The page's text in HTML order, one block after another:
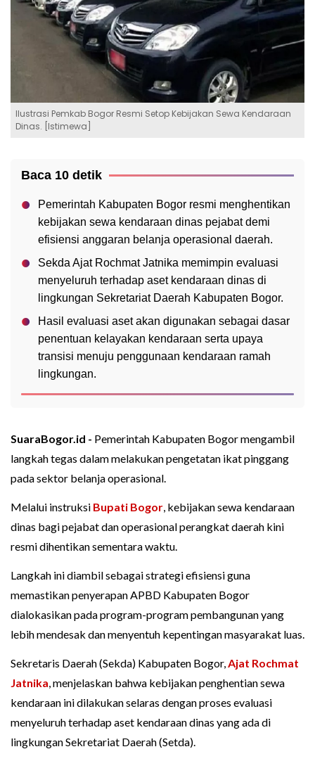
Ilustrasi Pemkab Bogor Resmi Setop Kebijakan Sewa Kendaraan
Dinas. [Istimewa]
Baca 10 detik
Pemerintah Kabupaten Bogor resmi menghentikan
kebijakan sewa kendaraan dinas pejabat demi
efisiensi anggaran belanja operasional daerah.
Sekda Ajat Rochmat Jatnika memimpin evaluasi
menyeluruh terhadap aset kendaraan dinas di
lingkungan Sekretariat Daerah Kabupaten Bogor.
Hasil evaluasi aset akan digunakan sebagai dasar
penentuan kelayakan kendaraan serta upaya
transisi menuju penggunaan kendaraan ramah
lingkungan.
SuaraBogor.id - Pemerintah Kabupaten Bogor mengambil
langkah tegas dalam melakukan pengetatan ikat pinggang
pada sektor belanja operasional.
Melalui instruksi Bupati Bogor, kebijakan sewa kendaraan
dinas bagi pejabat dan operasional perangkat daerah kini
resmi dihentikan sementara waktu.
Langkah ini diambil sebagai strategi efisiensi guna
memastikan penyerapan APBD Kabupaten Bogor
dialokasikan pada program-program pembangunan yang
lebih mendesak dan menyentuh kepentingan masyarakat luas.
Sekretaris Daerah (Sekda) Kabupaten Bogor,Ajat Rochmat
Jatnika, menjelaskan bahwa kebijakan penghentian sewa
kendaraan ini dilakukan selaras dengan proses evaluasi
menyeluruh terhadap aset kendaraan dinas yang ada di
lingkungan Sekretariat Daerah (Setda).